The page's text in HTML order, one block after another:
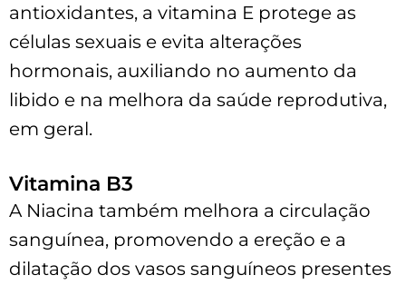
antioxidantes, a vitamina E protege as
células sexuais e evita alterações
hormonais, auxiliando no aumento da
libido e na melhora da saúde reprodutiva,
em geral.
Vitamina B3
A Niacina também melhora a circulação
sanguínea, promovendo a ereção e a
dilatação dos vasos sanguíneos presentes